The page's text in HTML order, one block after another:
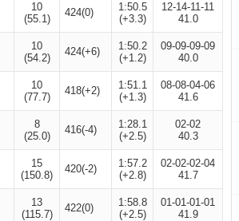
10
(55.1)
424(0)
1:50.5
(+3.3)
12-14-11-11
41.0
10
(54.2)
424(+6)
1:50.2
(+1.2)
09-09-09-09
40.0
10
(77.7)
418(+2)
1:51.1
(+1.3)
08-08-04-06
41.6
8
(25.0)
416(-4)
1:28.1
(+2.5)
02-02
40.3
15
(150.8)
420(-2)
1:57.2
(+2.8)
02-02-02-04
41.7
13
(115.7)
422(0)
1:58.8
(+2.5)
01-01-01-01
41.9